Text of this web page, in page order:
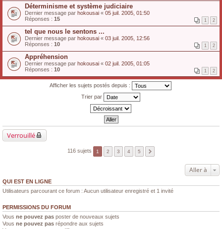
Déterminisme et système judiciaire
Dernier message par hokousai « 05 juil. 2005, 01:50
Réponses : 15 1 2
tel que nous le sentons ...
Dernier message par hokousai « 03 juil. 2005, 12:56
Réponses : 10 1 2
Appréhension
Dernier message par hokousai « 02 juil. 2005, 01:05
Réponses : 10 1 2
Afficher les sujets postés depuis :
Trier par
Verrouillé
116 sujets 1 2 3 4 5
Aller à
QUI EST EN LIGNE
Utilisateurs parcourant ce forum : Aucun utilisateur enregistré et 1 invité
PERMISSIONS DU FORUM
Vous ne pouvez pas poster de nouveaux sujets
Vous ne pouvez pas répondre aux sujets